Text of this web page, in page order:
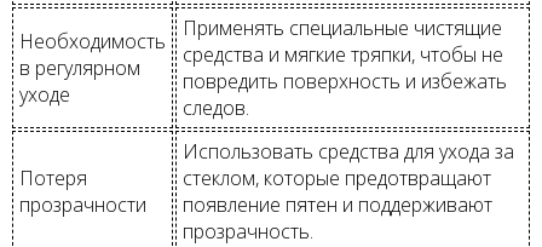
Необходимость
в регулярном
уходе
Применять специальные чистящие
средства и мягкие тряпки, чтобы не
повредить поверхность и избежать
следов.
Потеря
прозрачности
Использовать средства для ухода за
стеклом, которые предотвращают
появление пятен и поддерживают
прозрачность.